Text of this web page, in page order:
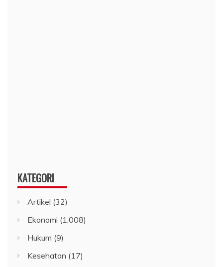
KATEGORI
Artikel (32)
Ekonomi (1,008)
Hukum (9)
Kesehatan (17)